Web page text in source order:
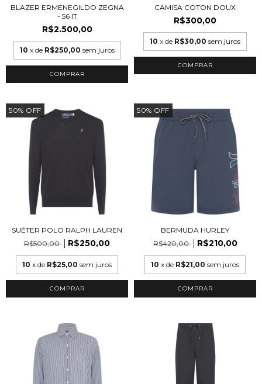
BLAZER ERMENEGILDO ZEGNA
- 56 IT
R$2.500,00
10 x de R$250,00 sem juros
COMPRAR
CAMISA COTON DOUX
R$300,00
10 x de R$30,00 sem juros
COMPRAR
50% OFF
SUÉTER POLO RALPH LAUREN
R$500,00
R$250,00
10 x de R$25,00 sem juros
COMPRAR
50% OFF
BERMUDA HURLEY
R$420,00
R$210,00
10 x de R$21,00 sem juros
COMPRAR